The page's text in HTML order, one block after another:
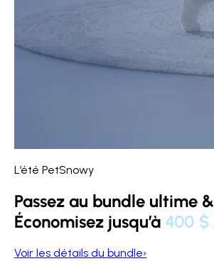
L’été PetSnowy
Passez au bundle ultime &
Économisez jusqu’à 400 $
Voir les détails du bundle›